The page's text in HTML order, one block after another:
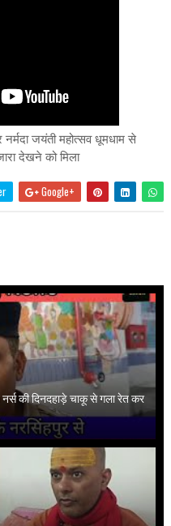
नर्मदा जयंती महोत्सव धूमधाम से
देखने को मिला
Google+
की दिनदहाड़े चाकू से गला रेत कर